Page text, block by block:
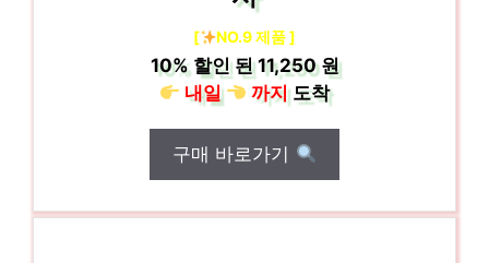
[ NO.9 제품 ]
10%할인 된11,250 원
내일
까지도착
구매 바로가기